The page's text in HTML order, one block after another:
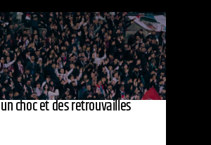
un choc et des retrouvailles